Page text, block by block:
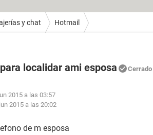
y chat Hotmail
localidar ami esposa Cerrado
2015 a las 03:57
2015 a las 20:02
de m esposa